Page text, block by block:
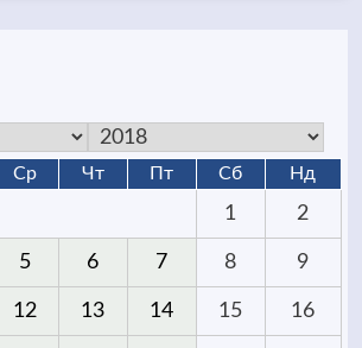
Ср Чт Пт Сб Нд
1 2
5 6 7 8 9
12 13 14 15 16